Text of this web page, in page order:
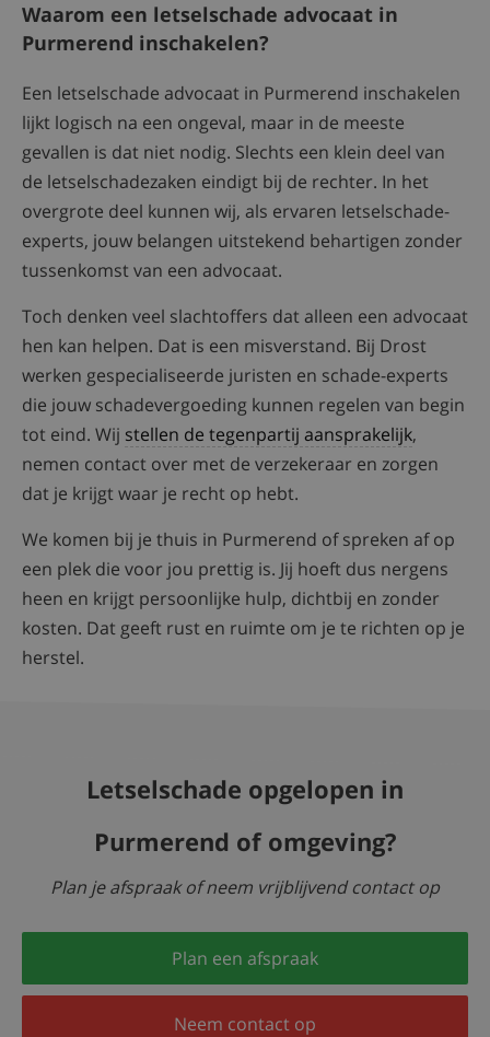
Waarom een letselschade advocaat in
Purmerend inschakelen?
Een letselschade advocaat in Purmerend inschakelen
lijkt logisch na een ongeval, maar in de meeste
gevallen is dat niet nodig. Slechts een klein deel van
de letselschadezaken eindigt bij de rechter. In het
overgrote deel kunnen wij, als ervaren letselschade-
experts, jouw belangen uitstekend behartigen zonder
tussenkomst van een advocaat.
Toch denken veel slachtoffers dat alleen een advocaat
hen kan helpen. Dat is een misverstand. Bij Drost
werken gespecialiseerde juristen en schade-experts
die jouw schadevergoeding kunnen regelen van begin
tot eind. Wij stellen de tegenpartij aansprakelijk,
nemen contact over met de verzekeraar en zorgen
dat je krijgt waar je recht op hebt.
We komen bij je thuis in Purmerend of spreken af op
een plek die voor jou prettig is. Jij hoeft dus nergens
heen en krijgt persoonlijke hulp, dichtbij en zonder
kosten. Dat geeft rust en ruimte om je te richten op je
herstel.
Letselschade opgelopen in
Purmerend of omgeving?
Plan je afspraak of neem vrijblijvend contact op
Plan een afspraak
Neem contact op